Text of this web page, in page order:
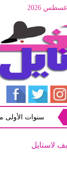
الأولى من
لاستايل